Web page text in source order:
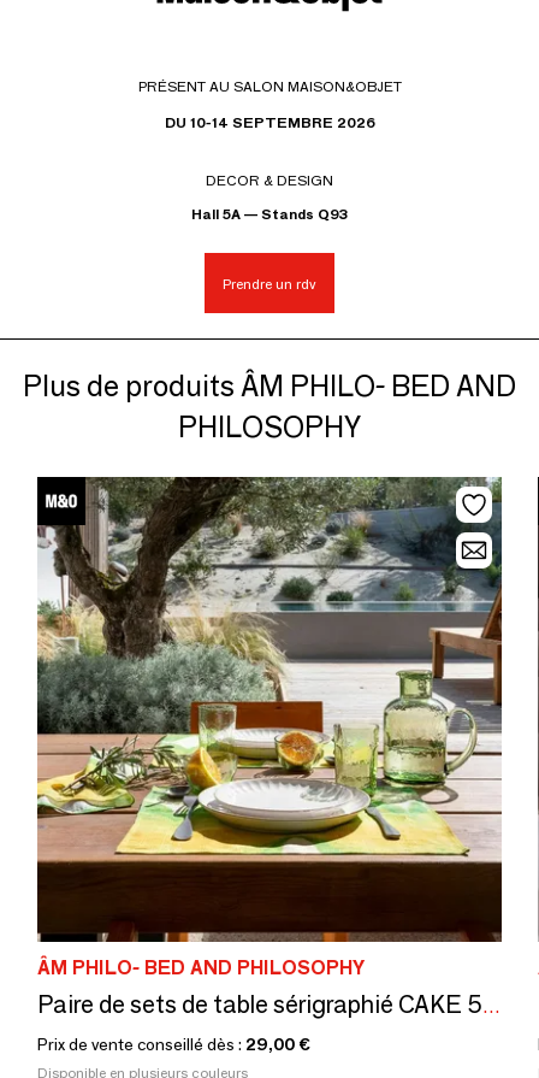
PRÉSENT AU SALON MAISON&OBJET
DU 10-14 SEPTEMBRE 2026
DECOR & DESIGN
Hall 5A — Stands Q93
Prendre un rdv
Plus de produits ÂM PHILO- BED AND
PHILOSOPHY
ÂM PHILO- BED AND PHILOSOPHY
Paire de sets de table sérigraphié CAKE 50x35 cm
Prix de vente conseillé dès : 29,00 €
Disponible en plusieurs couleurs